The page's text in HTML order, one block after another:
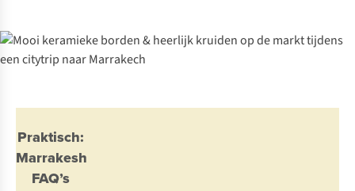
Praktisch:
Marrakesh
FAQ’s